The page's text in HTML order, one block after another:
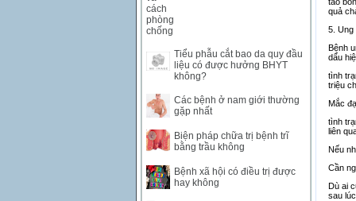
SAR
SEK
Tiểu phẫu cắt bao da quy đầu
liệu có được hưởng BHYT
không?
Các bệnh ở nam giới thường
gặp nhất
Biện pháp chữa trị bệnh trĩ
bằng trầu không
Bệnh xã hội có điều trị được
hay không
quả
5. Ung
Bệnh
dấu
tình
triệu
Mắc
tình
liên
Nếu
Cần
Dù ai
sau